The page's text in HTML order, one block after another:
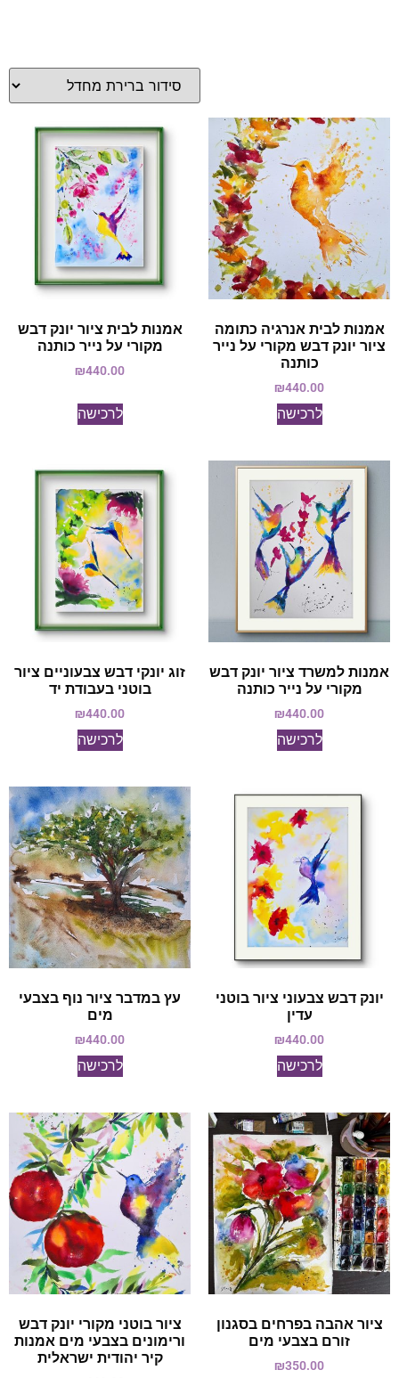
אמנות לבית אנרגיה כתומה
ציור יונק דבש מקורי על נייר
כותנה
₪440.00
לרכישה
אמנות לבית ציור יונק דבש
מקורי על נייר כותנה
₪440.00
לרכישה
אמנות למשרד ציור יונק דבש
מקורי על נייר כותנה
₪440.00
לרכישה
זוג יונקי דבש צבעוניים ציור
בוטני בעבודת יד
₪440.00
לרכישה
יונק דבש צבעוני ציור בוטני
עדין
₪440.00
לרכישה
עץ במדבר ציור נוף בצבעי
מים
₪440.00
לרכישה
ציור אהבה בפרחים בסגנון
זורם בצבעי מים
₪350.00
ציור בוטני מקורי יונק דבש
ורימונים בצבעי מים אמנות
קיר יהודית ישראלית